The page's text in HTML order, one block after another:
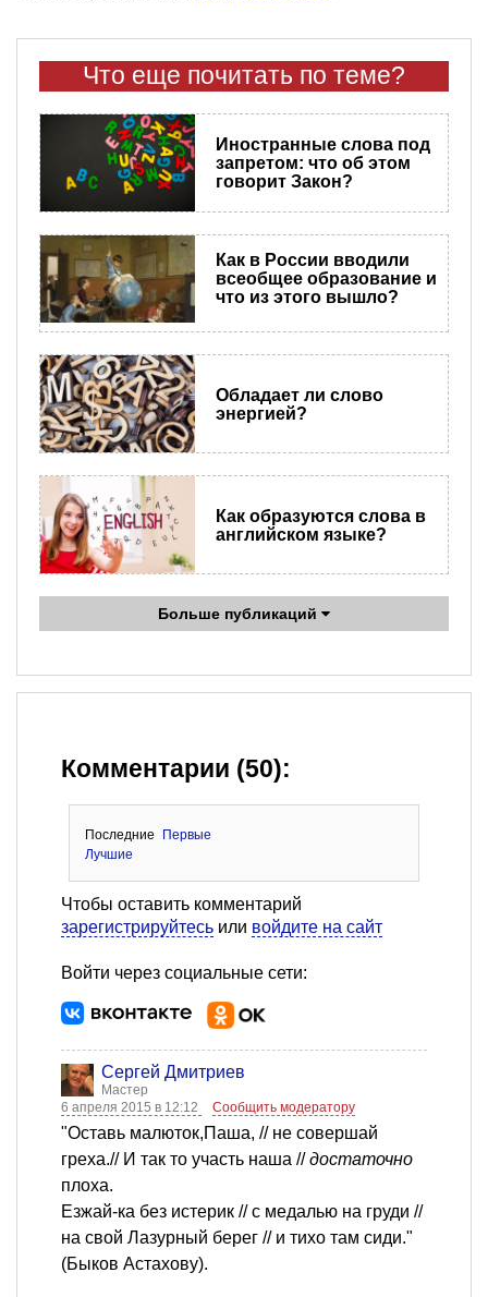
Что еще почитать по теме?
Иностранные слова под
запретом: что об этом
говорит Закон?
Как в России вводили
всеобщее образование и
что из этого вышло?
Обладает ли слово
энергией?
Как образуются слова в
английском языке?
Больше публикаций
Комментарии (50):
Последние
Первые
Лучшие
Чтобы оставить комментарий
зарегистрируйтесь или войдите на сайт
Войти через социальные сети:
Сергей Дмитриев
Мастер
6 апреля 2015 в 12:12
Сообщить модератору
"Оставь малюток,Паша, // не совершай
греха.// И так то участь наша //достаточно
плоха.
Езжай-ка без истерик // с медалью на груди //
на свой Лазурный берег // и тихо там сиди."
(Быков Астахову).